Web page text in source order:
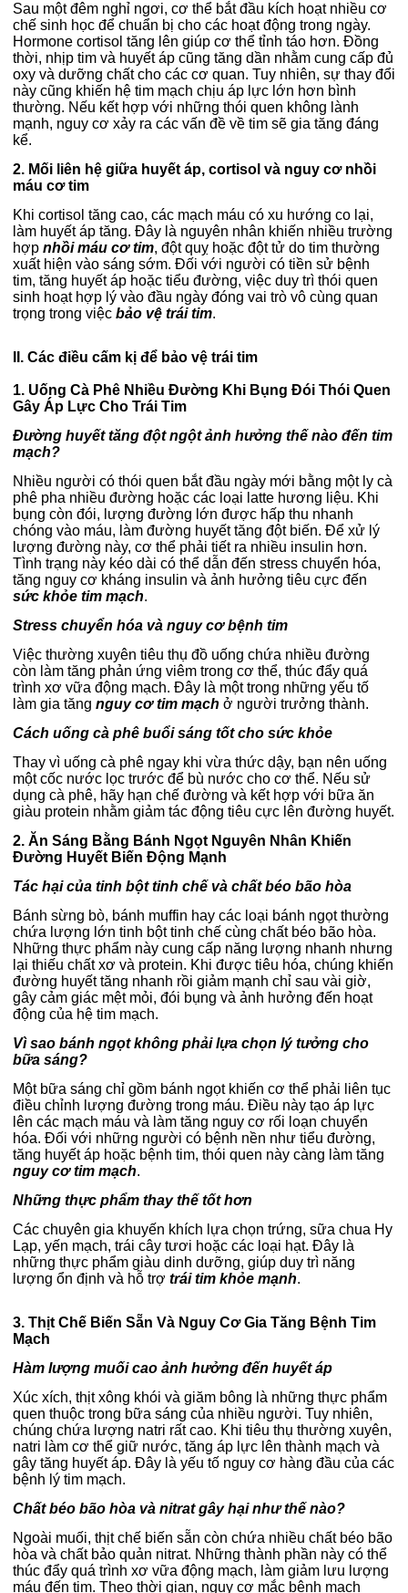
Sau một đêm nghỉ ngơi, cơ thể bắt đầu kích hoạt nhiều cơ
chế sinh học để chuẩn bị cho các hoạt động trong ngày.
Hormone cortisol tăng lên giúp cơ thể tỉnh táo hơn. Đồng
thời, nhịp tim và huyết áp cũng tăng dần nhằm cung cấp đủ
oxy và dưỡng chất cho các cơ quan. Tuy nhiên, sự thay đổi
này cũng khiến hệ tim mạch chịu áp lực lớn hơn bình
thường. Nếu kết hợp với những thói quen không lành
mạnh, nguy cơ xảy ra các vấn đề về tim sẽ gia tăng đáng
kể.
2. Mối liên hệ giữa huyết áp, cortisol và nguy cơ nhồi
máu cơ tim
Khi cortisol tăng cao, các mạch máu có xu hướng co lại,
làm huyết áp tăng. Đây là nguyên nhân khiến nhiều trường
hợp nhồi máu cơ tim, đột quỵ hoặc đột tử do tim thường
xuất hiện vào sáng sớm. Đối với người có tiền sử bệnh
tim, tăng huyết áp hoặc tiểu đường, việc duy trì thói quen
sinh hoạt hợp lý vào đầu ngày đóng vai trò vô cùng quan
trọng trong việc bảo vệ trái tim.
II. Các điều cấm kị để bảo vệ trái tim
1. Uống Cà Phê Nhiều Đường Khi Bụng Đói Thói Quen
Gây Áp Lực Cho Trái Tim
Đường huyết tăng đột ngột ảnh hưởng thế nào đến tim
mạch?
Nhiều người có thói quen bắt đầu ngày mới bằng một ly cà
phê pha nhiều đường hoặc các loại latte hương liệu. Khi
bụng còn đói, lượng đường lớn được hấp thu nhanh
chóng vào máu, làm đường huyết tăng đột biến. Để xử lý
lượng đường này, cơ thể phải tiết ra nhiều insulin hơn.
Tình trạng này kéo dài có thể dẫn đến stress chuyển hóa,
tăng nguy cơ kháng insulin và ảnh hưởng tiêu cực đến
sức khỏe tim mạch.
Stress chuyển hóa và nguy cơ bệnh tim
Việc thường xuyên tiêu thụ đồ uống chứa nhiều đường
còn làm tăng phản ứng viêm trong cơ thể, thúc đẩy quá
trình xơ vữa động mạch. Đây là một trong những yếu tố
làm gia tăng nguy cơ tim mạch ở người trưởng thành.
Cách uống cà phê buổi sáng tốt cho sức khỏe
Thay vì uống cà phê ngay khi vừa thức dậy, bạn nên uống
một cốc nước lọc trước để bù nước cho cơ thể. Nếu sử
dụng cà phê, hãy hạn chế đường và kết hợp với bữa ăn
giàu protein nhằm giảm tác động tiêu cực lên đường huyết.
2. Ăn Sáng Bằng Bánh Ngọt Nguyên Nhân Khiến
Đường Huyết Biến Động Mạnh
Tác hại của tinh bột tinh chế và chất béo bão hòa
Bánh sừng bò, bánh muffin hay các loại bánh ngọt thường
chứa lượng lớn tinh bột tinh chế cùng chất béo bão hòa.
Những thực phẩm này cung cấp năng lượng nhanh nhưng
lại thiếu chất xơ và protein. Khi được tiêu hóa, chúng khiến
đường huyết tăng nhanh rồi giảm mạnh chỉ sau vài giờ,
gây cảm giác mệt mỏi, đói bụng và ảnh hưởng đến hoạt
động của hệ tim mạch.
Vì sao bánh ngọt không phải lựa chọn lý tưởng cho
bữa sáng?
Một bữa sáng chỉ gồm bánh ngọt khiến cơ thể phải liên tục
điều chỉnh lượng đường trong máu. Điều này tạo áp lực
lên các mạch máu và làm tăng nguy cơ rối loạn chuyển
hóa. Đối với những người có bệnh nền như tiểu đường,
tăng huyết áp hoặc bệnh tim, thói quen này càng làm tăng
nguy cơ tim mạch.
Những thực phẩm thay thế tốt hơn
Các chuyên gia khuyến khích lựa chọn trứng, sữa chua Hy
Lạp, yến mạch, trái cây tươi hoặc các loại hạt. Đây là
những thực phẩm giàu dinh dưỡng, giúp duy trì năng
lượng ổn định và hỗ trợ trái tim khỏe mạnh.
3. Thịt Chế Biến Sẵn Và Nguy Cơ Gia Tăng Bệnh Tim
Mạch
Hàm lượng muối cao ảnh hưởng đến huyết áp
Xúc xích, thịt xông khói và giăm bông là những thực phẩm
quen thuộc trong bữa sáng của nhiều người. Tuy nhiên,
chúng chứa lượng natri rất cao. Khi tiêu thụ thường xuyên,
natri làm cơ thể giữ nước, tăng áp lực lên thành mạch và
gây tăng huyết áp. Đây là yếu tố nguy cơ hàng đầu của các
bệnh lý tim mạch.
Chất béo bão hòa và nitrat gây hại như thế nào?
Ngoài muối, thịt chế biến sẵn còn chứa nhiều chất béo bão
hòa và chất bảo quản nitrat. Những thành phần này có thể
thúc đẩy quá trình xơ vữa động mạch, làm giảm lưu lượng
máu đến tim. Theo thời gian, nguy cơ mắc bệnh mạch